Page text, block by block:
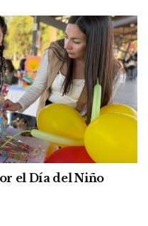
el Día del Niño